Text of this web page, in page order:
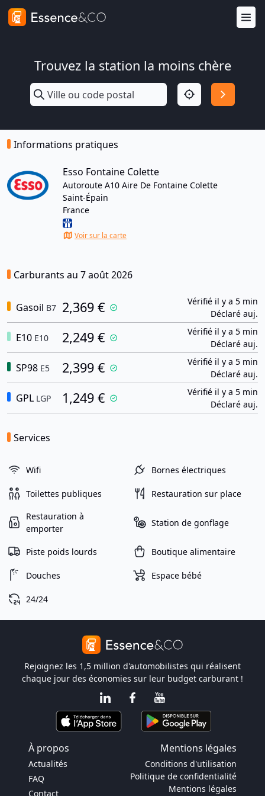
Trouvez la station la moins chère
Informations pratiques
Esso Fontaine Colette
Autoroute A10 Aire De Fontaine Colette
Saint-Épain
France
Voir sur la carte
Carburants au 7 août 2026
Gasoil B7 2,369 €
Vérifié il y a 5 min
Déclaré auj.
E10 E10 2,249 €
Vérifié il y a 5 min
Déclaré auj.
SP98 E5 2,399 €
Vérifié il y a 5 min
Déclaré auj.
GPL LGP 1,249 €
Vérifié il y a 5 min
Déclaré auj.
Services
Wifi Bornes électriques
Toilettes publiques Restauration sur place
Restauration à
emporter
Station de gonflage
Piste poids lourds Boutique alimentaire
Douches Espace bébé
24/24
Rejoignez les 1,5 million d'automobilistes qui réalisent
chaque jour des économies sur leur budget carburant !
À propos Mentions légales
Actualités
FAQ
Contact
Conditions d'utilisation
Politique de confidentialité
Mentions légales